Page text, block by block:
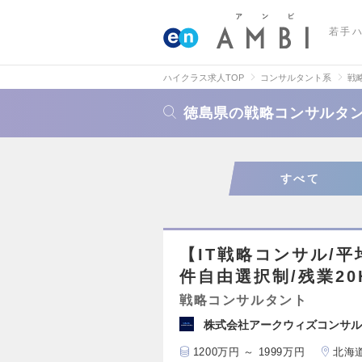
若手
ハイクラス求人TOP コンサルタント系 戦
徳島県の戦略コンサルタ
すべて
【IT戦略コンサル/
件自由選択制/残業
戦略コンサルタント
株式会社アークウィズコンサ
1200万円 ～ 1999万円
北海